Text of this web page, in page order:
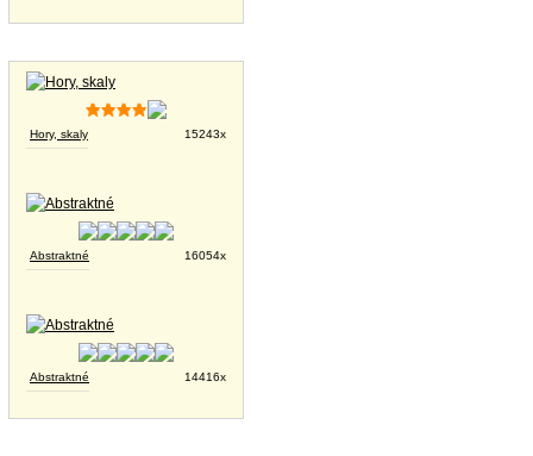
Hory, skaly 15243x
Abstraktné 16054x
Abstraktné 14416x